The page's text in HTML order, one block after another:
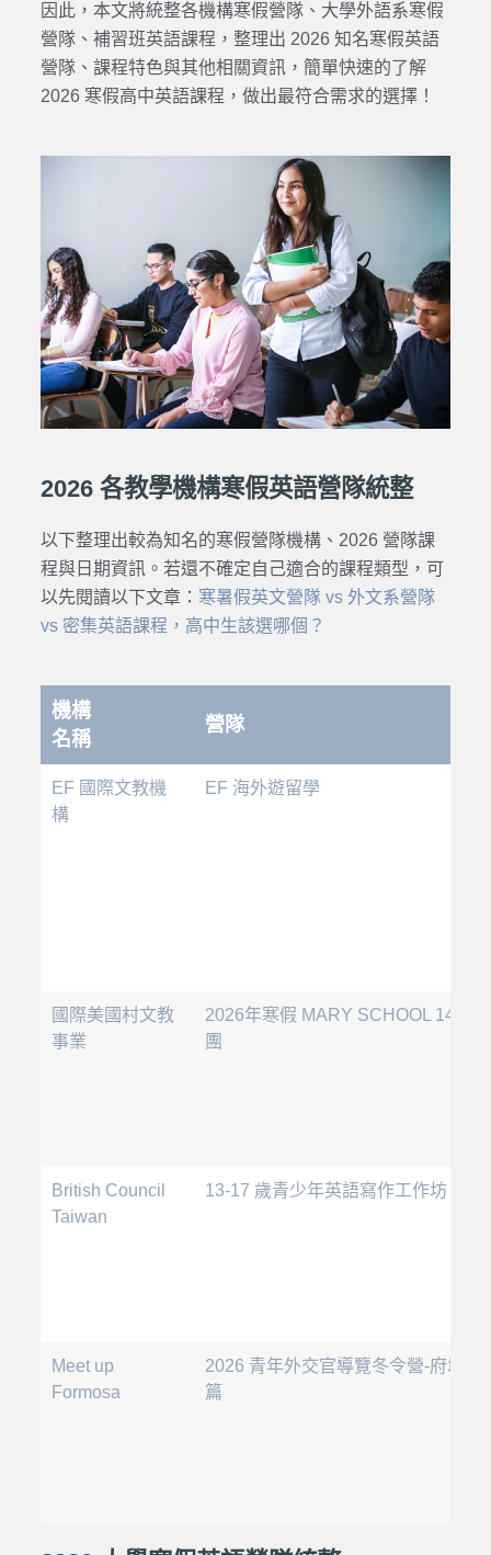
因此，本文將統整各機構寒假營隊、大學外語系寒假
營隊、補習班英語課程 ，整理出 2026 知名寒假英語
營隊、課程特色與其他相關資訊，簡單快速的了解
2026 寒假高中英語課程 ，做出最符合需求的選擇！
2026 各教學機構寒假英語營隊統整
以下整理出較為知名的寒假營隊機構、2026營隊課
程與日期資訊。若還不確定自己適合的課程類型，可
以先閱讀以下文章： 寒暑假英文營隊 vs 外文系營隊
vs 密集英語課程，高中生該選哪個？
機構
名稱
營隊
EF 國際文教機
構
EF 海外遊留學
國際美國村文教
事業
2026年寒假 MARY SCHOOL 14天
團
British Council
Taiwan
13-17 歲青少年英語寫作工作坊
Meet up
Formosa
2026 青年外交官導覽冬令營-府城台
篇